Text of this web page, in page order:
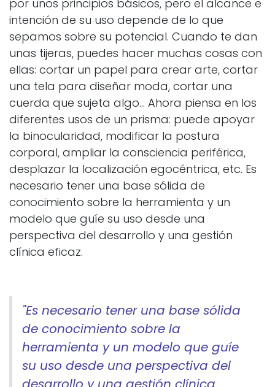
por unos principios básicos, pero el alcance e
intención de su uso depende de lo que
sepamos sobre su potencial. Cuando te dan
unas tijeras, puedes hacer muchas cosas con
ellas: cortar un papel para crear arte, cortar
una tela para diseñar moda, cortar una
cuerda que sujeta algo... Ahora piensa en los
diferentes usos de un prisma: puede apoyar
la binocularidad, modificar la postura
corporal, ampliar la consciencia periférica,
desplazar la localización egocéntrica, etc. Es
necesario tener una base sólida de
conocimiento sobre la herramienta y un
modelo que guíe su uso desde una
perspectiva del desarrollo y una gestión
clínica eficaz.
"Es necesario tener una base sólida
de conocimiento sobre la
herramienta y un modelo que guíe
su uso desde una perspectiva del